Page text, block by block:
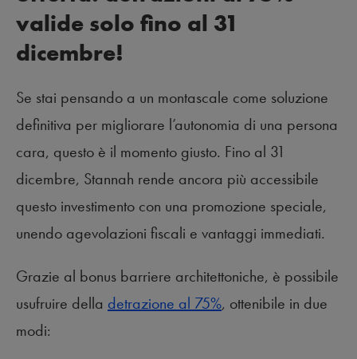
valide solo fino al 31
dicembre!
Se stai pensando a un montascale come soluzione
definitiva per migliorare l’autonomia di una persona
cara, questo è il momento giusto. Fino al 31
dicembre, Stannah rende ancora più accessibile
questo investimento con una promozione speciale,
unendo agevolazioni fiscali e vantaggi immediati.
Grazie al bonus barriere architettoniche, è possibile
usufruire della detrazione al 75%, ottenibile in due
modi: